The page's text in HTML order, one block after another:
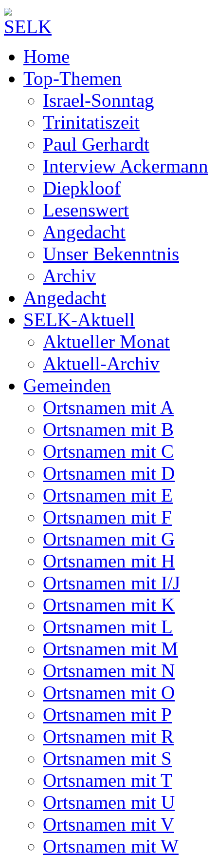
Home
Top-Themen
Israel-Sonntag
Trinitatiszeit
Paul Gerhardt
Interview Ackermann
Diepkloof
Lesenswert
Angedacht
Unser Bekenntnis
Archiv
Angedacht
SELK-Aktuell
Aktueller Monat
Aktuell-Archiv
Gemeinden
Ortsnamen mit A
Ortsnamen mit B
Ortsnamen mit C
Ortsnamen mit D
Ortsnamen mit E
Ortsnamen mit F
Ortsnamen mit G
Ortsnamen mit H
Ortsnamen mit I/J
Ortsnamen mit K
Ortsnamen mit L
Ortsnamen mit M
Ortsnamen mit N
Ortsnamen mit O
Ortsnamen mit P
Ortsnamen mit R
Ortsnamen mit S
Ortsnamen mit T
Ortsnamen mit U
Ortsnamen mit V
Ortsnamen mit W